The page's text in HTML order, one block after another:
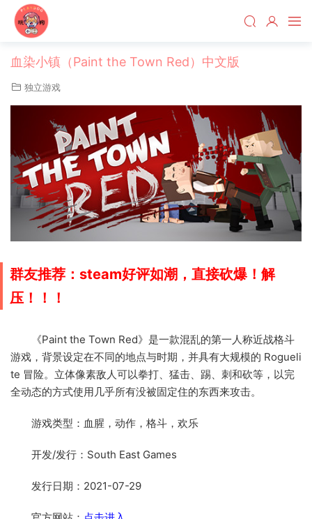
血染小镇（Paint the Town Red）中文版
独立游戏
群友推荐：steam好评如潮，直接砍爆！解
压！！！
《Paint the Town Red》是一款混乱的第一人称近战格斗
游戏，背景设定在不同的地点与时期，并具有大规模的 Rogueli
te 冒险。立体像素敌人可以拳打、猛击、踢、刺和砍等，以完
全动态的方式使用几乎所有没被固定住的东西来攻击。
游戏类型：血腥，动作，格斗，欢乐
开发/发行：South East Games
发行日期：2021-07-29